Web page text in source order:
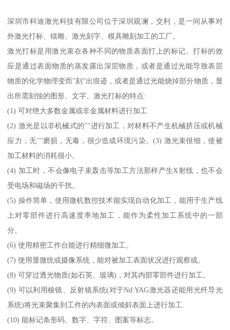
深圳市科迪激光科技有限公司位于深圳观澜，交利，是一间从事对
外激光打标、镭雕、激光刻字、模具雕刻加工的工厂。
激光打标是用激光束在各种不同的物质表面打上的标记。打标的效
应是通过表面物质的蒸发露出深层物质，或者是通过光能导致表层
物质的化学物理变而"刻"出痕迹，或者是通过光能烧掉部分物质，显
出所需刻蚀的图形、文字。激光打标的特点:
(1) 可对绝大多数金属或非金属材料进行加工
(2) 激光是以非机械式的""进行加工，对材料不产生机械挤压或机械
应力，无""磨损，无毒，很少造成环境污染。(3) 激光束很细，使被
加工材料的消耗很小。
(4) 加工时，不会像电子束轰击等加工方法那样产生X射线，也不会
受电场和磁场的干扰。
(5) 操作简单，使用微机数控技术能实现自动化加工，能用于生产线
上对零部件进行高速度率地加工，能作为柔性加工系统中的一部
分。
(6) 使用精密工作台能进行精细微加工。
(7) 使用显微统或摄像系统，能对被加工表面状况进行观察或。
(8) 可穿过透光物质(如石英、玻璃)，对其内部零部件进行加工。
(9) 可以利用棱镜、反射镜系统(对于Nd:YAG激光器还能用光纤导光
系统)将光束聚集到工件的内表面或倾斜表面上进行加工.
(10) 能标记条形码、数字、字符、图案等标志。